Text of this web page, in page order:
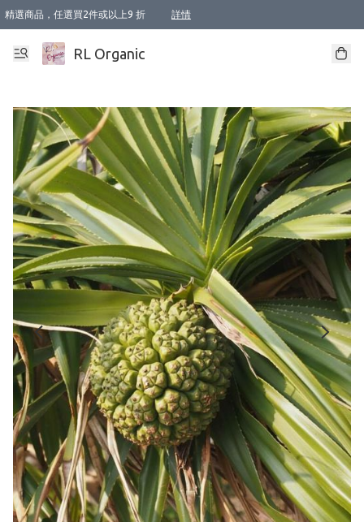
精選商品，任選買2件或以上9 折 詳情
XI周年優惠【新品自由選2件88折/3件85折】
XI周年優惠【Chakra 脈輪平衡自由選2件9折/3件85折/5件8折】
Florame 肌底自由選 2支9折 3支85折
XI周年優惠【蟲蟲退散 · 防衛結界﹞系列2件9折】
Sunki 任選2件95折
BIOFFICINA TOSCANA 任選2支9折 3支85折
Lamav 任選1件9折 2件85折
Mukti Organics 指定產品任選1件9折, 2件88折 3件85折
Intelligent Nutrients Skincare 任選2件9折
deodorant 任選2件88折
化妝品 任選2件95折
XI周年優惠【身心靈單品 任選2件9折/3件85折/5件8折】
XI周年優惠 【精油/香水 任選2件9折/3件85折/5件8折】
XI周年優惠【「關節到肌膚」全效養護 BODY OIL 組2件88折/3件85折】
XI周年優惠【夏日有機物理防曬套裝2件88折】
XI周年優惠【夏日潔面隨意選2件88折/3件85折】
XI周年優惠【逆齡奇蹟抗氧 11 自由選2件88折/3件85折/4件或以上8折】
新會員首次購物即享全單 95 折優惠！
成為VIP / VVIP 可享有生日月現金扣減獎賞優惠 !! 記得去賬户資料填上生日日期啦 !
選用順豐速運，滿$500 免運費
本地速遞 京東 送住宅/ 工商地址 $400 免運費
澳門訂單選用順豐速運，滿$800 免運費
RL Organic